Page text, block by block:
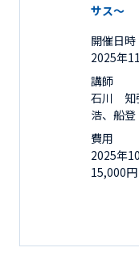
サス～
開催日時
2025年
講師
石川 知
浩、船
費用
2025年
15,000円